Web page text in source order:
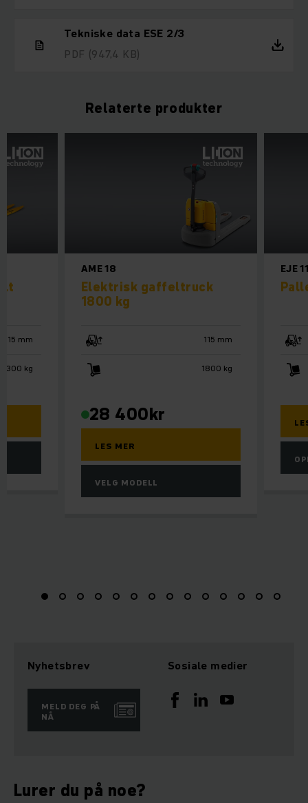
Tekniske data ESE 2/3
PDF (947,4 KB)
Relaterte produkter
AME 18
Elektrisk gaffeltruck
1800 kg
115 mm
1800 kg
kr
28 400
LES MER
VELG MODELL
EJE
115 mm
3300 kg
Nyhetsbrev
MELD DEG PÅ
NÅ
Sosiale medier
Lurer du på noe?